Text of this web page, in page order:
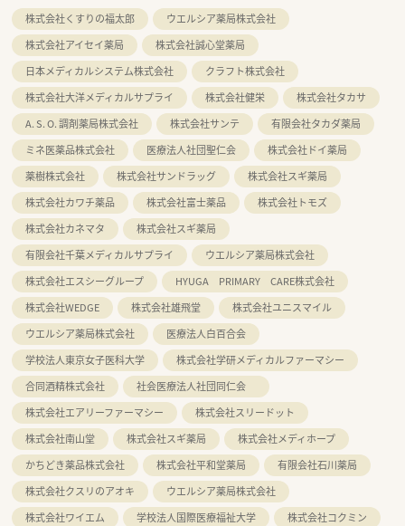
株式会社くすりの福太郎
ウエルシア薬局株式会社
株式会社アイセイ薬局
株式会社誠心堂薬局
日本メディカルシステム株式会社
クラフト株式会社
株式会社大洋メディカルサプライ
株式会社健栄
株式会社タカサ
A. S. O. 調剤薬局株式会社
株式会社サンテ
有限会社タカダ薬局
ミネ医薬品株式会社
医療法人社団聖仁会
株式会社ドイ薬局
薬樹株式会社
株式会社サンドラッグ
株式会社スギ薬局
株式会社カワチ薬品
株式会社富士薬品
株式会社トモズ
株式会社カネマタ
株式会社スギ薬局
有限会社千葉メディカルサプライ
ウエルシア薬局株式会社
株式会社エスシーグループ
HYUGA PRIMARY CARE株式会社
株式会社WEDGE
株式会社雄飛堂
株式会社ユニスマイル
ウエルシア薬局株式会社
医療法人白百合会
学校法人東京女子医科大学
株式会社学研メディカルファーマシー
合同酒精株式会社
社会医療法人社団同仁会
株式会社エアリーファーマシー
株式会社スリードット
株式会社南山堂
株式会社スギ薬局
株式会社メディホープ
かちどき薬品株式会社
株式会社平和堂薬局
有限会社石川薬局
株式会社クスリのアオキ
ウエルシア薬局株式会社
株式会社ワイエム
学校法人国際医療福祉大学
株式会社コクミン